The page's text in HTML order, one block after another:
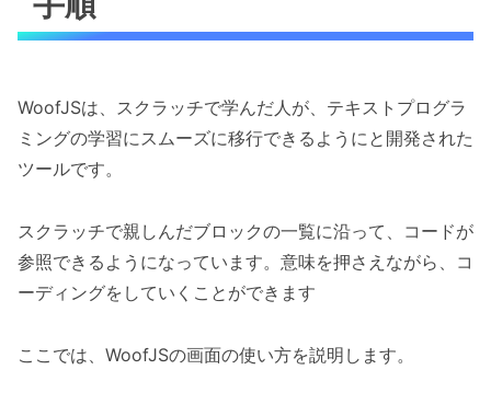
WoofJSは、スクラッチで学んだ人が、テキストプログラ
ミングの学習にスムーズに移行できるようにと開発された
ツールです。
スクラッチで親しんだブロックの一覧に沿って、コードが
参照できるようになっています。意味を押さえながら、コ
ーディングをしていくことができます
ここでは、WoofJSの画面の使い方を説明します。